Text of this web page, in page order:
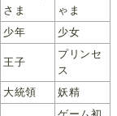
さま
ゃま
少年 少女
王子
プリンセ
ス
大統領 妖精